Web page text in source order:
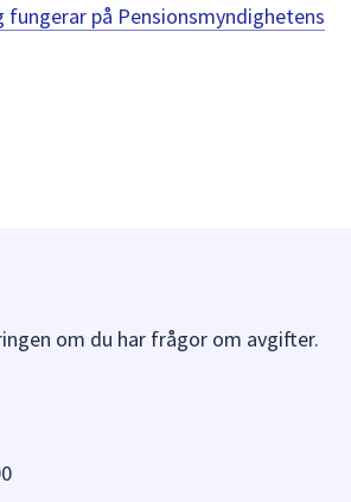
på Pensionsmyndighetens
om du har frågor om avgifter.